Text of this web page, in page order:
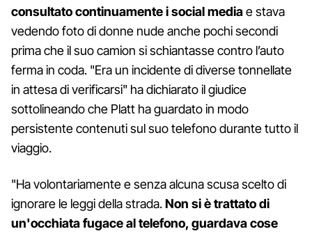
consultato continuamente i social mediae stava
vedendo foto di donne nude anche pochi secondi
prima che il suo camion si schiantasse contro l’auto
ferma in coda. "Era un incidente di diverse tonnellate
in attesa di verificarsi" ha dichiarato il giudice
sottolineando che Platt ha guardato in modo
persistente contenuti sul suo telefono durante tutto il
viaggio.
"Ha volontariamente e senza alcuna scusa scelto di
ignorare le leggi della strada.Non si è trattato di
un'occhiata fugace al telefono, guardava cose